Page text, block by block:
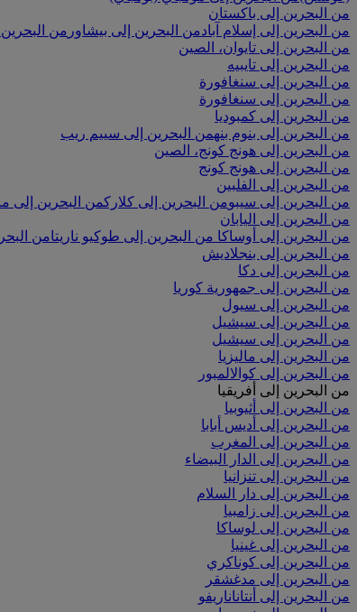
من البحرين إلى باكستان
من البحرين إلى إسلام آبادمن البحرين إلى بيشاور من
من البحرين إلى تايوان، الصين
من البحرين إلى تايبيه
من البحرين إلى سنغافورة
من البحرين إلى سنغافورة
من البحرين إلى كمبوديا
من البحرين إلى بنوم بنهمن البحرين إلى سييم ريب
من البحرين إلى هونج كونج، الصين
من البحرين إلى هونج كونج
من البحرين إلى الفلبين
من البحرين إلى سيبومن البحرين إلى كلاركمن البحرين إلى
من البحرين إلى اليابان
من البحرين إلى أوساكا من البحرين إلى طوكيو ناريتامن
من البحرين إلى بنجلاديش
من البحرين إلى دكا
من البحرين إلى جمهورية كوريا
من البحرين إلى سيول
من البحرين إلى سيشيل
من البحرين إلى سيشيل
من البحرين إلى ماليزيا
من البحرين إلى كوالالمبور
من البحرين إلى أفريقيا
من البحرين إلى أثيوبيا
من البحرين إلى أديس أبابا
من البحرين إلى المغرب
من البحرين إلى الدار البيضاء
من البحرين إلى تنزانيا
من البحرين إلى دار السلام
من البحرين إلى زامبيا
من البحرين إلى لوساكا
من البحرين إلى غينيا
من البحرين إلى كوناكري
من البحرين إلى مدغشقر
من البحرين إلى أنتاناناريفو